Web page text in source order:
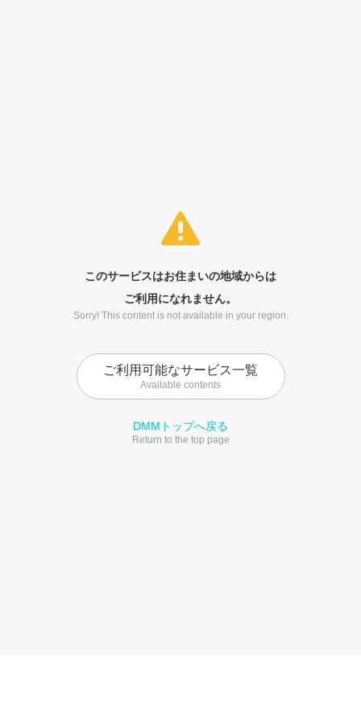
このサービスはお住まいの地域からは
ご利用になれません。
Sorry! This content is not available in your region.
ご利用可能なサービス一覧
Available contents
DMMトップへ戻る
Return to the top page